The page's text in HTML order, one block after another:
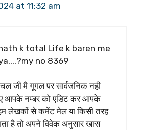
at 11:32 am
k total Life k baren me
no 8369
जी मै गूगल पर सार्वजनिक नही
आपके नम्बर को एडिट कर आपके
लेखकों से कमेंट मेल या किसी तरह
है तो अपने विवेक अनुसार खास